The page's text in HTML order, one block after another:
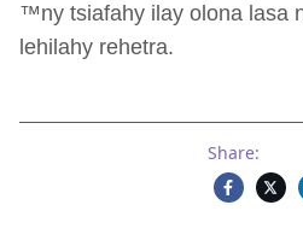
™ny tsiafahy ilay olona lasa
lehilahy rehetra.
Share: